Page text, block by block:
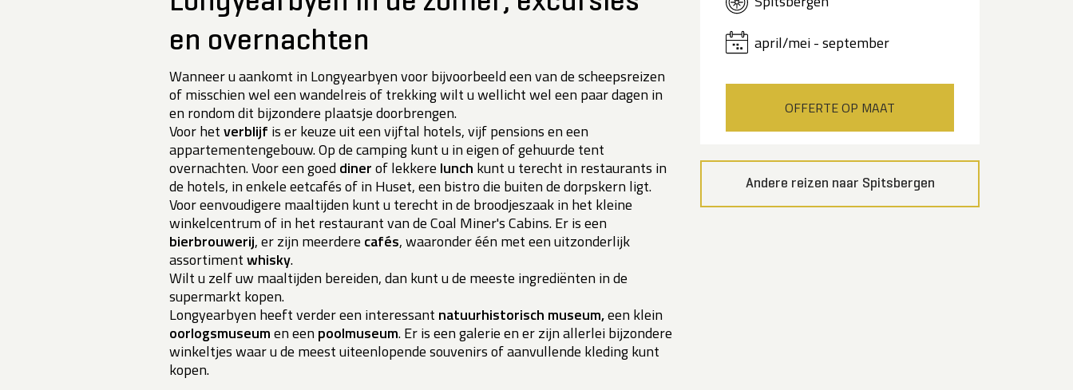
en overnachten
Wanneer u aankomt in Longyearbyen voor bijvoorbeeld een van de scheepsreizen
of misschien wel een wandelreis of trekking wilt u wellicht wel een paar dagen in
en rondom dit bijzondere plaatsje doorbrengen.
Voor hetverblijf is er keuze uit een vijftal hotels, vijf pensions en een
appartementengebouw. Op de camping kunt u in eigen of gehuurde tent
overnachten. Voor een goed dinerof lekkere lunch kunt u terecht in restaurants in
de hotels, in enkele eetcafés of in Huset, een bistro die buiten de dorpskern ligt.
Voor eenvoudigere maaltijden kunt u terecht in de broodjeszaak in het kleine
winkelcentrum of in het restaurant van de Coal Miner's Cabins. Er is een
bierbrouwerij, er zijn meerdere cafés, waaronder één met een uitzonderlijk
assortimentwhisky.
Wilt u zelf uw maaltijden bereiden, dan kunt u de meeste ingrediënten in de
supermarkt kopen.
Longyearbyen heeft verder een interessant natuurhistorisch museum,een klein
oorlogsmuseumen een poolmuseum. Er is een galerie en er zijn allerlei bijzondere
winkeltjes waar u de meest uiteenlopende souvenirs of aanvullende kleding kunt
kopen.
april/mei - september
OFFERTE OP MAAT
Andere reizen naar Spitsbergen